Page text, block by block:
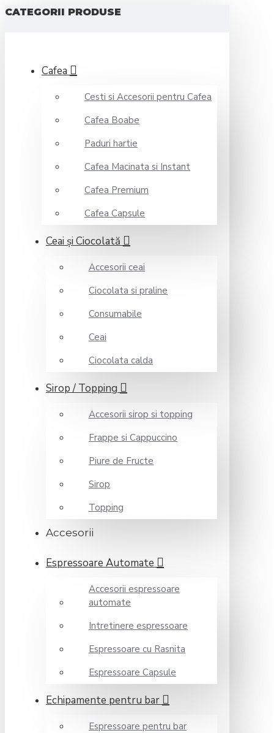
CATEGORII PRODUSE
Cafea
Cesti si Accesorii pentru Cafea
Cafea Boabe
Paduri hartie
Cafea Macinata si Instant
Cafea Premium
Cafea Capsule
Ceai şi Ciocolată
Accesorii ceai
Ciocolata si praline
Consumabile
Ceai
Ciocolata calda
Sirop / Topping
Accesorii sirop si topping
Frappe si Cappuccino
Piure de Fructe
Sirop
Topping
Accesorii
Espressoare Automate
Accesorii espressoare
automate
Intretinere espressoare
Espressoare cu Rasnita
Espressoare Capsule
Echipamente pentru bar
Espressoare pentru bar